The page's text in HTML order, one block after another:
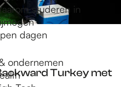
studeren in
dagen
ondernemen
Turkey met